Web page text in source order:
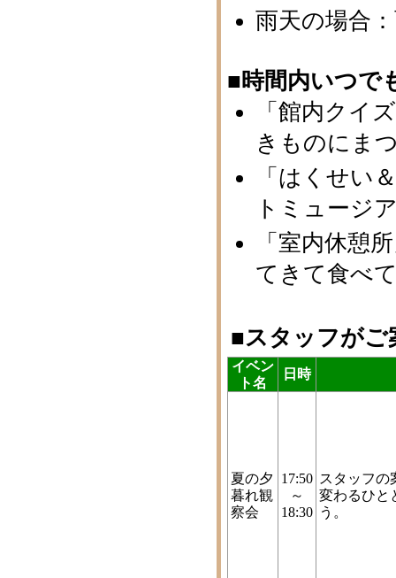
雨天の場合
■時間内いつで
「館内クイ
きものにま
「はくせい
トミュージ
「室内休憩
てきて食べ
■スタッフがご
イベン
ト名
日時
夏の夕
暮れ観
察会
17:50
～
18:30
スタッフの
変わるひと
う。